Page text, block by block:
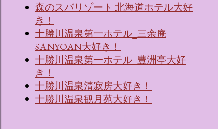
森のスパリゾート 北海道ホテル大好
き！
十勝川温泉第一ホテル_三余庵
SANYOAN大好き！
十勝川温泉第一ホテル_豊洲亭大好
き！
十勝川温泉清寂房大好き！
十勝川温泉観月苑大好き！